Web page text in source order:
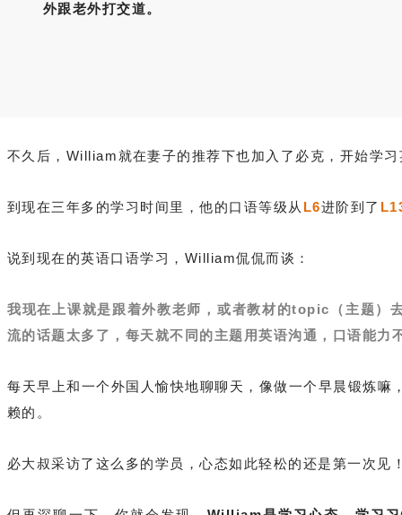
外跟老外打交道。
不久后，William就在妻子的推荐下也加入了必克，开始学
到现在三年多的学习时间里，他的口语等级从 L6进阶到了
说到现在的英语口语学习，William侃侃而谈：
我现在上课就是跟着外教老师，或者教材的topic（主题）
流的话题太多了，每天就不同的主题用英语沟通，口语能力
每天早上和一个外国人愉快地聊聊天，像做一个早晨锻炼嘛
赖的。
必大叔采访了这么多的学员，心态如此轻松的还是第一次见